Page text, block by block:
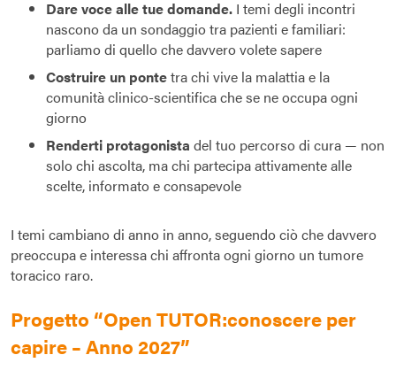
Dare voce alle tue domande. I temi degli incontri
nascono da un sondaggio tra pazienti e familiari:
parliamo di quello che davvero volete sapere
Costruire un pontetra chi vive la malattia e la
comunità clinico-scientifica che se ne occupa ogni
giorno
Renderti protagonista del tuo percorso di cura — non
solo chi ascolta, ma chi partecipa attivamente alle
scelte, informato e consapevole
I temi cambiano di anno in anno, seguendo ciò che davvero
preoccupa e interessa chi affronta ogni giorno un tumore
toracico raro.
Progetto “Open TUTOR:conoscere per
capire – Anno 2027”